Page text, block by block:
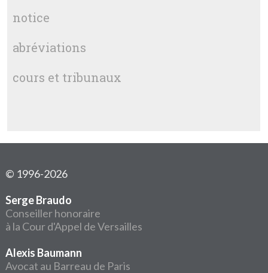
notice
abréviations
cours et tribunaux
© 1996-2026
Serge Braudo
Conseiller honoraire
à la Cour d'Appel de Versailles
Alexis Baumann
Avocat au Barreau de Paris